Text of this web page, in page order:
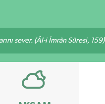
sever. (Âl-i İmrân Sûresi, 159)